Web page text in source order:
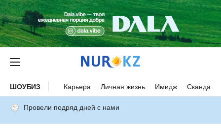
ШОУБИЗ Карьера Личная жизнь Имидж Скандалы
Провели подряд дней с нами